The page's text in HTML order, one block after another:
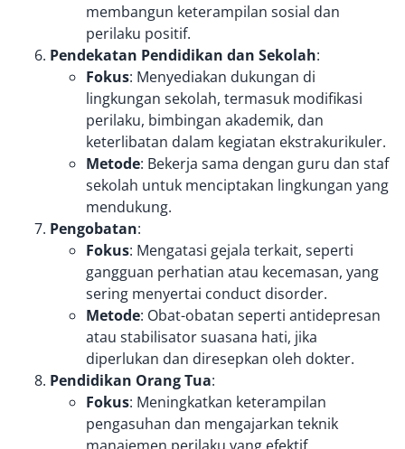
membangun keterampilan sosial dan
perilaku positif.
Pendekatan Pendidikan dan Sekolah:
Fokus: Menyediakan dukungan di
lingkungan sekolah, termasuk modifikasi
perilaku, bimbingan akademik, dan
keterlibatan dalam kegiatan ekstrakurikuler.
Metode: Bekerja sama dengan guru dan staf
sekolah untuk menciptakan lingkungan yang
mendukung.
Pengobatan:
Fokus: Mengatasi gejala terkait, seperti
gangguan perhatian atau kecemasan, yang
sering menyertai conduct disorder.
Metode: Obat-obatan seperti antidepresan
atau stabilisator suasana hati, jika
diperlukan dan diresepkan oleh dokter.
Pendidikan Orang Tua:
Fokus: Meningkatkan keterampilan
pengasuhan dan mengajarkan teknik